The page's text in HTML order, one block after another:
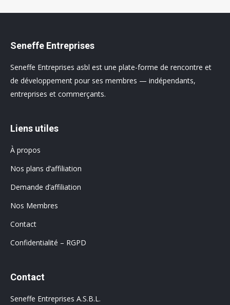
Seneffe Entreprises
Seneffe Entreprises asbl est une plate-forme de rencontre et
de développement pour ses membres — indépendants,
entreprises et commerçants.
Liens utiles
À propos
Nos plans d’affiliation
Demande d’affiliation
Nos Membres
Contact
Confidentialité – RGPD
Contact
Seneffe Entreprises A.S.B.L.